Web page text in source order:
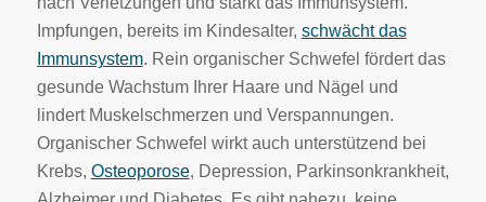
Impfungen, bereits im Kindesalter, schwächt das
Immunsystem. Rein organischer Schwefel fördert das
gesunde Wachstum Ihrer Haare und Nägel und
lindert Muskelschmerzen und Verspannungen.
Organischer Schwefel wirkt auch unterstützend bei
Krebs, Osteoporose, Depression, Parkinsonkrankheit,